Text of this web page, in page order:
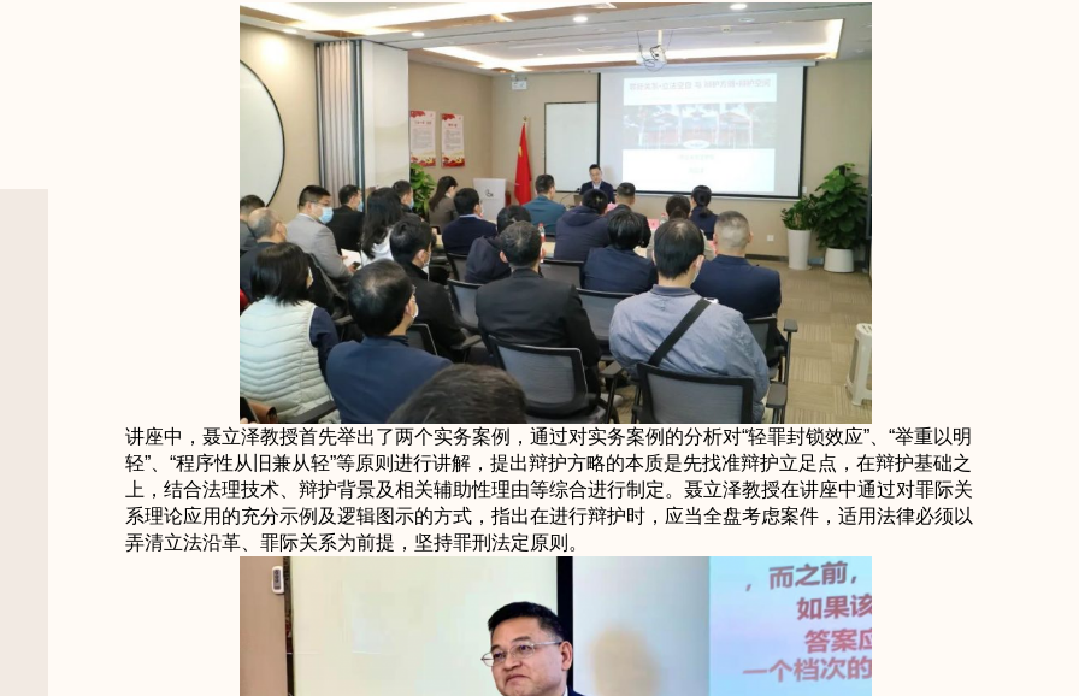
讲座中，聂立泽教授首先举出了两个实务案例，通过对实务案例的分析对“轻罪封锁效应”、“举重以明
轻”、“程序性从旧兼从轻”等原则进行讲解，提出辩护方略的本质是先找准辩护立足点，在辩护基础之
上，结合法理技术、辩护背景及相关辅助性理由等综合进行制定。聂立泽教授在讲座中通过对罪际关
系理论应用的充分示例及逻辑图示的方式，指出在进行辩护时，应当全盘考虑案件，适用法律必须以
弄清立法沿革、罪际关系为前提，坚持罪刑法定原则。